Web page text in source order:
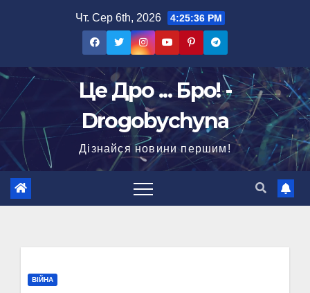
Чт. Сер 6th, 2026 4:25:37 PM
Це Дро ... Бро! -
Drogobychyna
Дізнайся новини першим!
ВІЙНА